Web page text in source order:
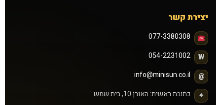
יצירת קשר
077-3380308
W
054-2231002
@
info@minisun.co.il
⌖ כתובת ראשית: האורן 10, בית שמש